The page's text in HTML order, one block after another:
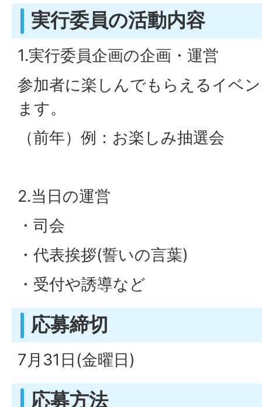
実行委員の活動内容
1.実行委員企画の企画・運営
参加者に楽しんでもらえるイベ
ます。
（前年）例：お楽しみ抽選会
2.当日の運営
・司会
・代表挨拶(誓いの言葉)
・受付や誘導など
応募締切
7月31日(金曜日)
応募方法